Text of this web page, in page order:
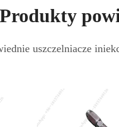
Produkty
uszczelniacze